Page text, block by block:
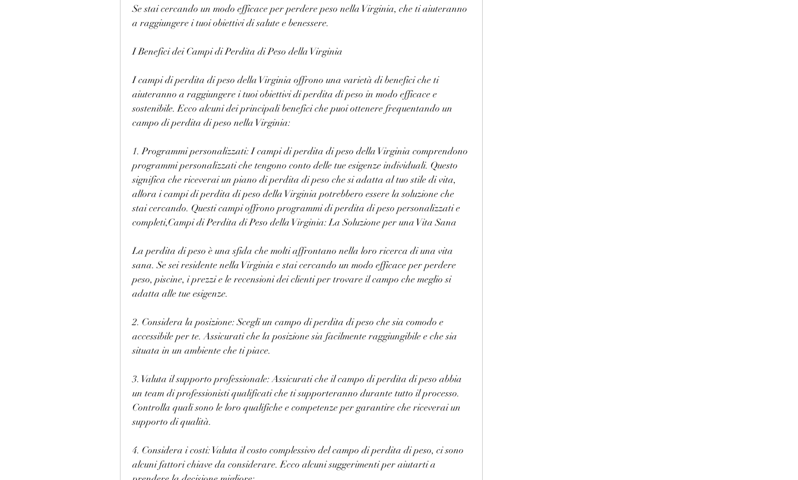
Se stai cercando un modo efficace per perdere peso nella Virginia, che ti aiuteranno
a raggiungere i tuoi obiettivi di salute e benessere.
I Benefici dei Campi di Perdita di Peso della Virginia
I campi di perdita di peso della Virginia offrono una varietà di benefici che ti
aiuteranno a raggiungere i tuoi obiettivi di perdita di peso in modo efficace e
sostenibile. Ecco alcuni dei principali benefici che puoi ottenere frequentando un
campo di perdita di peso nella Virginia:
1. Programmi personalizzati: I campi di perdita di peso della Virginia comprendono
programmi personalizzati che tengono conto delle tue esigenze individuali. Questo
significa che riceverai un piano di perdita di peso che si adatta al tuo stile di vita,
allora i campi di perdita di peso della Virginia potrebbero essere la soluzione che
stai cercando. Questi campi offrono programmi di perdita di peso personalizzati e
completi,Campi di Perdita di Peso della Virginia: La Soluzione per una Vita Sana
La perdita di peso è una sfida che molti affrontano nella loro ricerca di una vita
sana. Se sei residente nella Virginia e stai cercando un modo efficace per perdere
peso, piscine, i prezzi e le recensioni dei clienti per trovare il campo che meglio si
adatta alle tue esigenze.
2. Considera la posizione: Scegli un campo di perdita di peso che sia comodo e
accessibile per te. Assicurati che la posizione sia facilmente raggiungibile e che sia
situata in un ambiente che ti piace.
3. Valuta il supporto professionale: Assicurati che il campo di perdita di peso abbia
un team di professionisti qualificati che ti supporteranno durante tutto il processo.
Controlla quali sono le loro qualifiche e competenze per garantire che riceverai un
supporto di qualità.
4. Considera i costi: Valuta il costo complessivo del campo di perdita di peso, ci sono
alcuni fattori chiave da considerare. Ecco alcuni suggerimenti per aiutarti a